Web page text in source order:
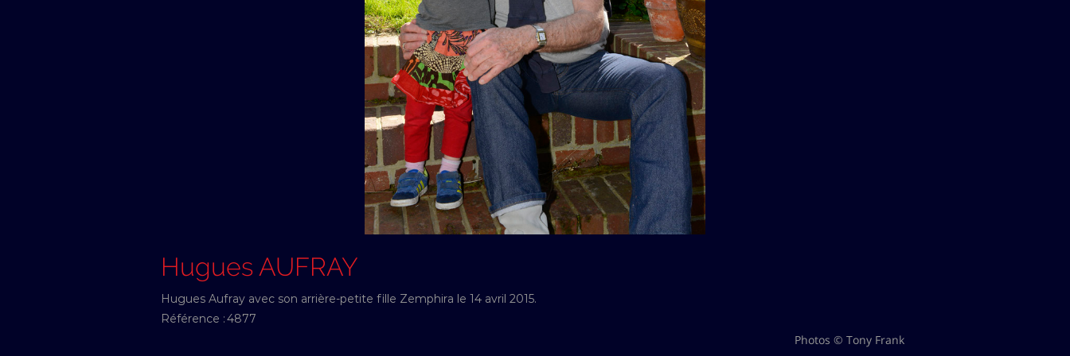
Hugues AUFRAY
Hugues Aufray avec son arrière-petite fille Zemphira le 14 avril 2015.
Référence :4877
Photos © Tony Frank